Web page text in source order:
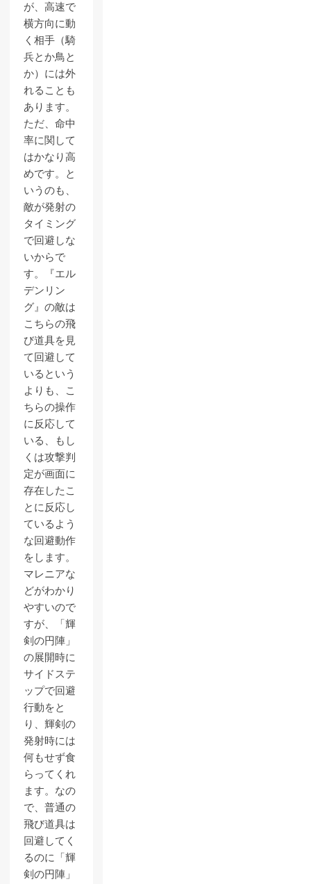
が、高速で
横方向に動
く相手（騎
兵とか鳥と
か）には外
れることも
あります。
ただ、命中
率に関して
はかなり高
めです。と
いうのも、
敵が発射の
タイミング
で回避しな
いからで
す。『エル
デンリン
グ』の敵は
こちらの飛
び道具を見
て回避して
いるという
よりも、こ
ちらの操作
に反応して
いる、もし
くは攻撃判
定が画面に
存在したこ
とに反応し
ているよう
な回避動作
をします。
マレニアな
どがわかり
やすいので
すが、「輝
剣の円陣」
の展開時に
サイドステ
ップで回避
行動をと
り、輝剣の
発射時には
何もせず食
らってくれ
ます。なの
で、普通の
飛び道具は
回避してく
るのに「輝
剣の円陣」